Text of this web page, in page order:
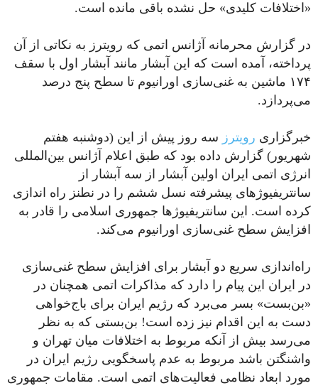
«اختلافات کلیدی» حل نشده باقی مانده است.
در گزارش محرمانه آژانس اتمی که رویترز به نکاتی از آن
پرداخته، آمده است که این آبشار مانند آبشار اول با سقف
۱۷۴ ماشین به غنی‌سازی اورانیوم تا سطح پنج درصد
می‌پردازد.
خبرگزاری رویترز سه روز پیش از این (دوشنبه هفتم
شهریور) گزارش داده بود که طبق اعلام آ‌ژانس بین‌المللی
انرژی اتمی ایران اولین آبشار از سه آبشار از
سانتریفیوژهای پیشرفته نسل ششم را در نطنز راه اندازی
کرده است. این سانتریفیوژها جمهوری اسلامی را قادر به
افزایش سطح غنی‌سازی اورانیوم می‌کند.
راه‌اندازی سریع دو آبشار برای افزایش سطح غنی‌سازی
در ایران این پیام را دارد که مذاکرات اتمی همچنان در
«بن‌بست» بسر می‌برد که رژیم ایران برای باج‌خواهی
دست به این اقدام نیز زده است! بن‌بستی که به نظر
می‌رسد بیش از آنکه مربوط به اختلافات میان تهران و
واشنگتن باشد مربوط به عدم پاسخگویی رژیم ایران در
مورد ابعاد نظامی فعالیت‌های اتمی است. مقامات جمهوری